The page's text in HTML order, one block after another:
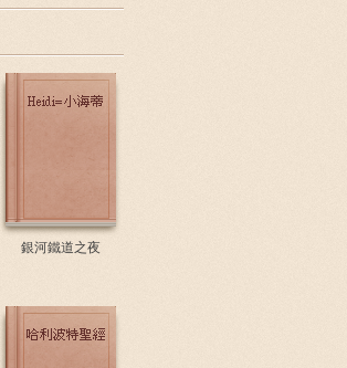
銀河鐵道之夜